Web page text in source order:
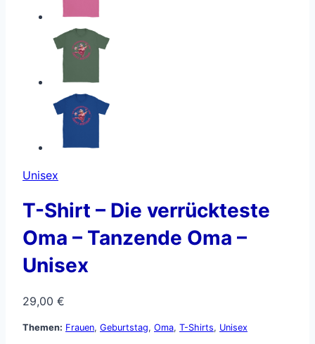
Unisex
T-Shirt – Die verrückteste
Oma – Tanzende Oma –
Unisex
29,00 €
Themen: Frauen, Geburtstag, Oma, T-Shirts, Unisex